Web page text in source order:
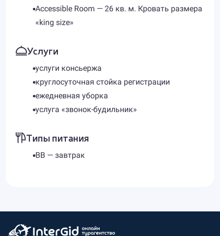
Accessible Room — 26 кв. м. Кровать размера
«king size»
Услуги
услуги консьержа
круглосуточная стойка регистрации
ежедневная уборка
услуга «звонок-будильник»
Типы питания
BB — завтрак